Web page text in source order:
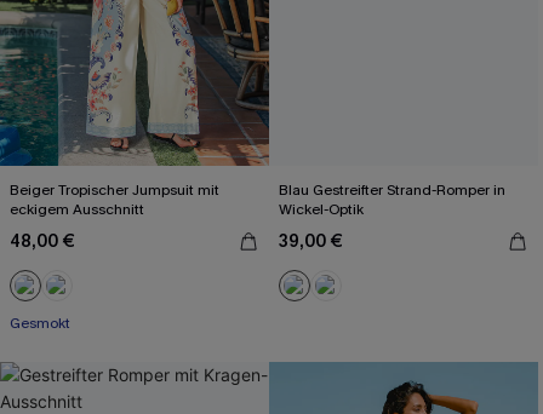
Beiger Tropischer Jumpsuit mit
eckigem Ausschnitt
48,00 €
Gesmokt
Blau Gestreifter Strand-Romper in
Wickel-Optik
39,00 €